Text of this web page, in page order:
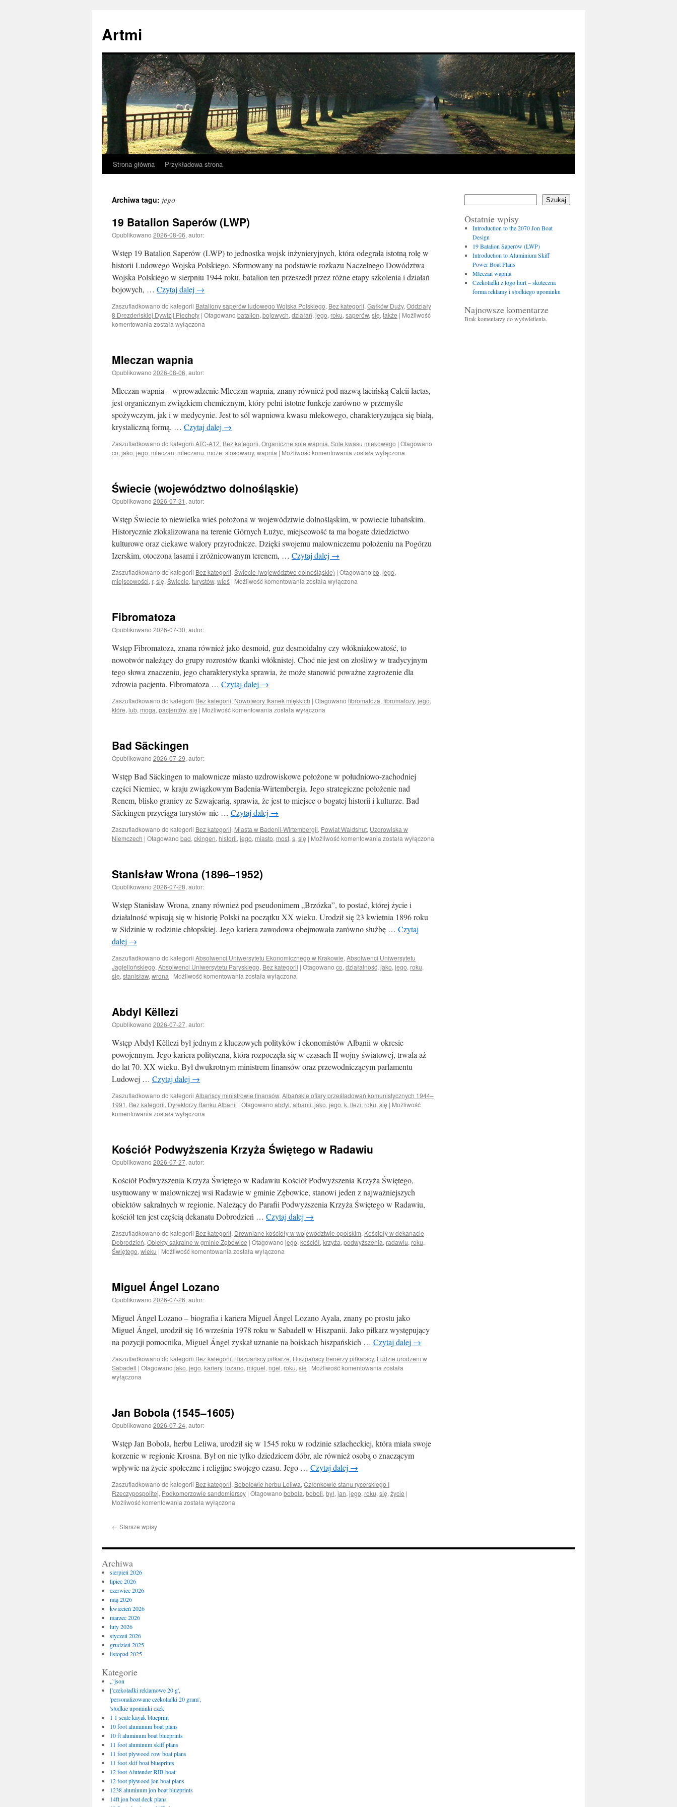
treści
Artmi
Strona główna Przykładowa strona
Archiwa tagu: jego
19 Batalion Saperów (LWP)
Opublikowano 2026-08-06, autor:
Wstęp 19 Batalion Saperów (LWP) to jednostka wojsk inżynieryjnych, która odegrała istotną rolę w
historii Ludowego Wojska Polskiego. Sformowany na podstawie rozkazu Naczelnego Dowództwa
Wojska Polskiego w sierpniu 1944 roku, batalion ten przeszedł przez różne etapy szkolenia i działań
bojowych, … Czytaj dalej →
Zaszufladkowano do kategorii Bataliony saperów ludowego Wojska Polskiego, Bez kategorii, Gałków Duży, Oddziały
8 Drezdeńskiej Dywizji Piechoty | Otagowano batalion, bojowych, działań, jego, roku, saperów, się, także | Możliwość
komentowania 19
została wyłączona
Mleczan wapnia
Opublikowano 2026-08-06, autor:
Mleczan wapnia – wprowadzenie Mleczan wapnia, znany również pod nazwą łacińską Calcii lactas,
jest organicznym związkiem chemicznym, który pełni istotne funkcje zarówno w przemyśle
spożywczym, jak i w medycynie. Jest to sól wapniowa kwasu mlekowego, charakteryzująca się białą,
krystaliczną formą. … Czytaj dalej →
Zaszufladkowano do kategorii ATC-A12, Bez kategorii, Organiczne sole wapnia, Sole kwasu mlekowego | Otagowano
co, jako, jego, mleczan, mleczanu, może, stosowany, wapnia | Możliwość komentowania Mleczan
została wyłączona
Świecie (województwo dolnośląskie)
Opublikowano 2026-07-31 , autor:
Wstęp Świecie to niewielka wieś położona w województwie dolnośląskim, w powiecie lubańskim.
Historycznie zlokalizowana na terenie Górnych Łużyc, miejscowość ta ma bogate dziedzictwo
kulturowe oraz ciekawe walory przyrodnicze. Dzięki swojemu malowniczemu położeniu na Pogórzu
Izerskim, otoczona lasami i zróżnicowanym terenem, … Czytaj dalej →
Zaszufladkowano do kategorii Bez kategorii, Świecie (województwo dolnośląskie) | Otagowano co, jego,
miejscowości, r, się, Świecie, turystów, wieś | Możliwość komentowania Świecie
została wyłączona
Fibromatoza
Opublikowano 2026-07-30, autor:
Wstęp Fibromatoza, znana również jako desmoid, guz desmoidalny czy włókniakowatość, to
nowotwór należący do grupy rozrostów tkanki włóknistej. Choć nie jest on złośliwy w tradycyjnym
tego słowa znaczeniu, jego charakterystyka sprawia, że może stanowić poważne zagrożenie dla
zdrowia pacjenta. Fibromatoza … Czytaj dalej →
Zaszufladkowano do kategorii Bez kategorii, Nowotwory tkanek miękkich | Otagowano fibromatoza, fibromatozy, jego,
które, lub, mogą, pacjentów, się | Możliwość komentowania Fibromatoza
została wyłączona
Bad Säckingen
Opublikowano 2026-07-29, autor:
Wstęp Bad Säckingen to malownicze miasto uzdrowiskowe położone w południowo-zachodniej
części Niemiec, w kraju związkowym Badenia-Wirtembergia. Jego strategiczne położenie nad
Renem, blisko granicy ze Szwajcarią, sprawia, że jest to miejsce o bogatej historii i kulturze. Bad
Säckingen przyciąga turystów nie … Czytaj dalej →
Zaszufladkowano do kategorii Bez kategorii, Miasta w Badenii-Wirtembergii, Powiat Waldshut, Uzdrowiska w
Niemczech | Otagowano bad, ckingen, historii, jego, miasto, most, s, się | Możliwość komentowania Bad
została wyłączona
Stanisław Wrona (1896–1952)
Opublikowano 2026-07-28, autor:
Wstęp Stanisław Wrona, znany również pod pseudonimem „Brzózka”, to postać, której życie i
działalność wpisują się w historię Polski na początku XX wieku. Urodził się 23 kwietnia 1896 roku
w Sidzinie w rodzinie chłopskiej. Jego kariera zawodowa obejmowała zarówno służbę … Czytaj
dalej →
Zaszufladkowano do kategorii Absolwenci Uniwersytetu Ekonomicznego w Krakowie, Absolwenci Uniwersytetu
Jagiellońskiego, Absolwenci Uniwersytetu Paryskiego, Bez kategorii | Otagowano co, działalność, jako, jego, roku,
się, stanisław, wrona | Możliwość komentowania Stanisław
została wyłączona
Abdyl Këllezi
Opublikowano 2026-07-27, autor:
Wstęp Abdyl Këllezi był jednym z kluczowych polityków i ekonomistów Albanii w okresie
powojennym. Jego kariera polityczna, która rozpoczęła się w czasach II wojny światowej, trwała aż
do lat 70. XX wieku. Był dwukrotnym ministrem finansów oraz przewodniczącym parlamentu
Ludowej … Czytaj dalej →
Zaszufladkowano do kategorii Albańscy ministrowie finansów, Albańskie ofiary prześladowań komunistycznych 1944–
1991 , Bez kategorii, Dyrektorzy Banku Albanii | Otagowano abdyl, albanii, jako, jego, k, llezi, roku, się | Możliwość
komentowania Abdyl
została wyłączona
Kościół Podwyższenia Krzyża Świętego w Radawiu
Opublikowano 2026-07-27, autor:
Kościół Podwyższenia Krzyża Świętego w Radawiu Kościół Podwyższenia Krzyża Świętego,
usytuowany w malowniczej wsi Radawie w gminie Zębowice, stanowi jeden z najważniejszych
obiektów sakralnych w regionie. Należący do Parafii Podwyższenia Krzyża Świętego w Radawiu,
kościół ten jest częścią dekanatu Dobrodzień … Czytaj dalej →
Zaszufladkowano do kategorii Bez kategorii, Drewniane kościoły w województwie opolskim, Kościoły w dekanacie
Dobrodzień, Obiekty sakralne w gminie Zębowice | Otagowano jego, kościół, krzyża, podwyższenia, radawiu, roku,
Świętego, wieku | Możliwość komentowania Kościół
została wyłączona
Miguel Ángel Lozano
Opublikowano 2026-07-26, autor:
Miguel Ángel Lozano – biografia i kariera Miguel Ángel Lozano Ayala, znany po prostu jako
Miguel Ángel, urodził się 16 września 1978 roku w Sabadell w Hiszpanii. Jako piłkarz występujący
na pozycji pomocnika, Miguel Ángel zyskał uznanie na boiskach hiszpańskich … Czytaj dalej →
Zaszufladkowano do kategorii Bez kategorii, Hiszpańscy piłkarze, Hiszpańscy trenerzy piłkarscy, Ludzie urodzeni w
Sabadell | Otagowano jako, jego, kariery, lozano, miguel, ngel, roku, się | Możliwość komentowania Miguel
została
wyłączona
Jan Bobola (1545–1605)
Opublikowano 2026-07-24, autor:
Wstęp Jan Bobola, herbu Leliwa, urodził się w 1545 roku w rodzinie szlacheckiej, która miała swoje
korzenie w regionie Krosna. Był on nie tylko dziedzicem dóbr, ale również osobą o znaczącym
wpływie na życie społeczne i religijne swojego czasu. Jego … Czytaj dalej →
Zaszufladkowano do kategorii Bez kategorii, Bobolowie herbu Leliwa, Członkowie stanu rycerskiego I
Rzeczypospolitej, Podkomorzowie sandomierscy | Otagowano bobola, boboli, był, jan, jego, roku, się, życie |
Możliwość komentowania Jan
została wyłączona
← Starsze wpisy
Szukaj
Ostatnie wpisy
Introduction to the 2070 Jon Boat
Design
19 Batalion Saperów (LWP)
Introduction to Aluminium Skiff
Power Boat Plans
Mleczan wapnia
Czekoladki z logo hurt – skuteczna
forma reklamy i słodkiego upominku
Najnowsze komentarze
Brak komentarzy do wyświetlenia.
Archiwa
sierpień 2026
lipiec 2026
czerwiec 2026
maj 2026
kwiecień 2026
marzec 2026
luty 2026
styczeń 2026
grudzień 2025
listopad 2025
Kategorie
„`json
['czekoladki reklamowe 20 g',
'personalizowane czekoladki 20 gram',
'słodkie upominki czek
1 1 scale kayak blueprint
10 foot aluminum boat plans
10 ft aluminum boat blueprints
11 foot aluminum skiff plans
11 foot plywood row boat plans
11 foot skif boat blueprints
12 foot Alutender RIB boat
12 foot plywood jon boat plans
1238 aluminum jon boat blueprints
14ft jon boat deck plans